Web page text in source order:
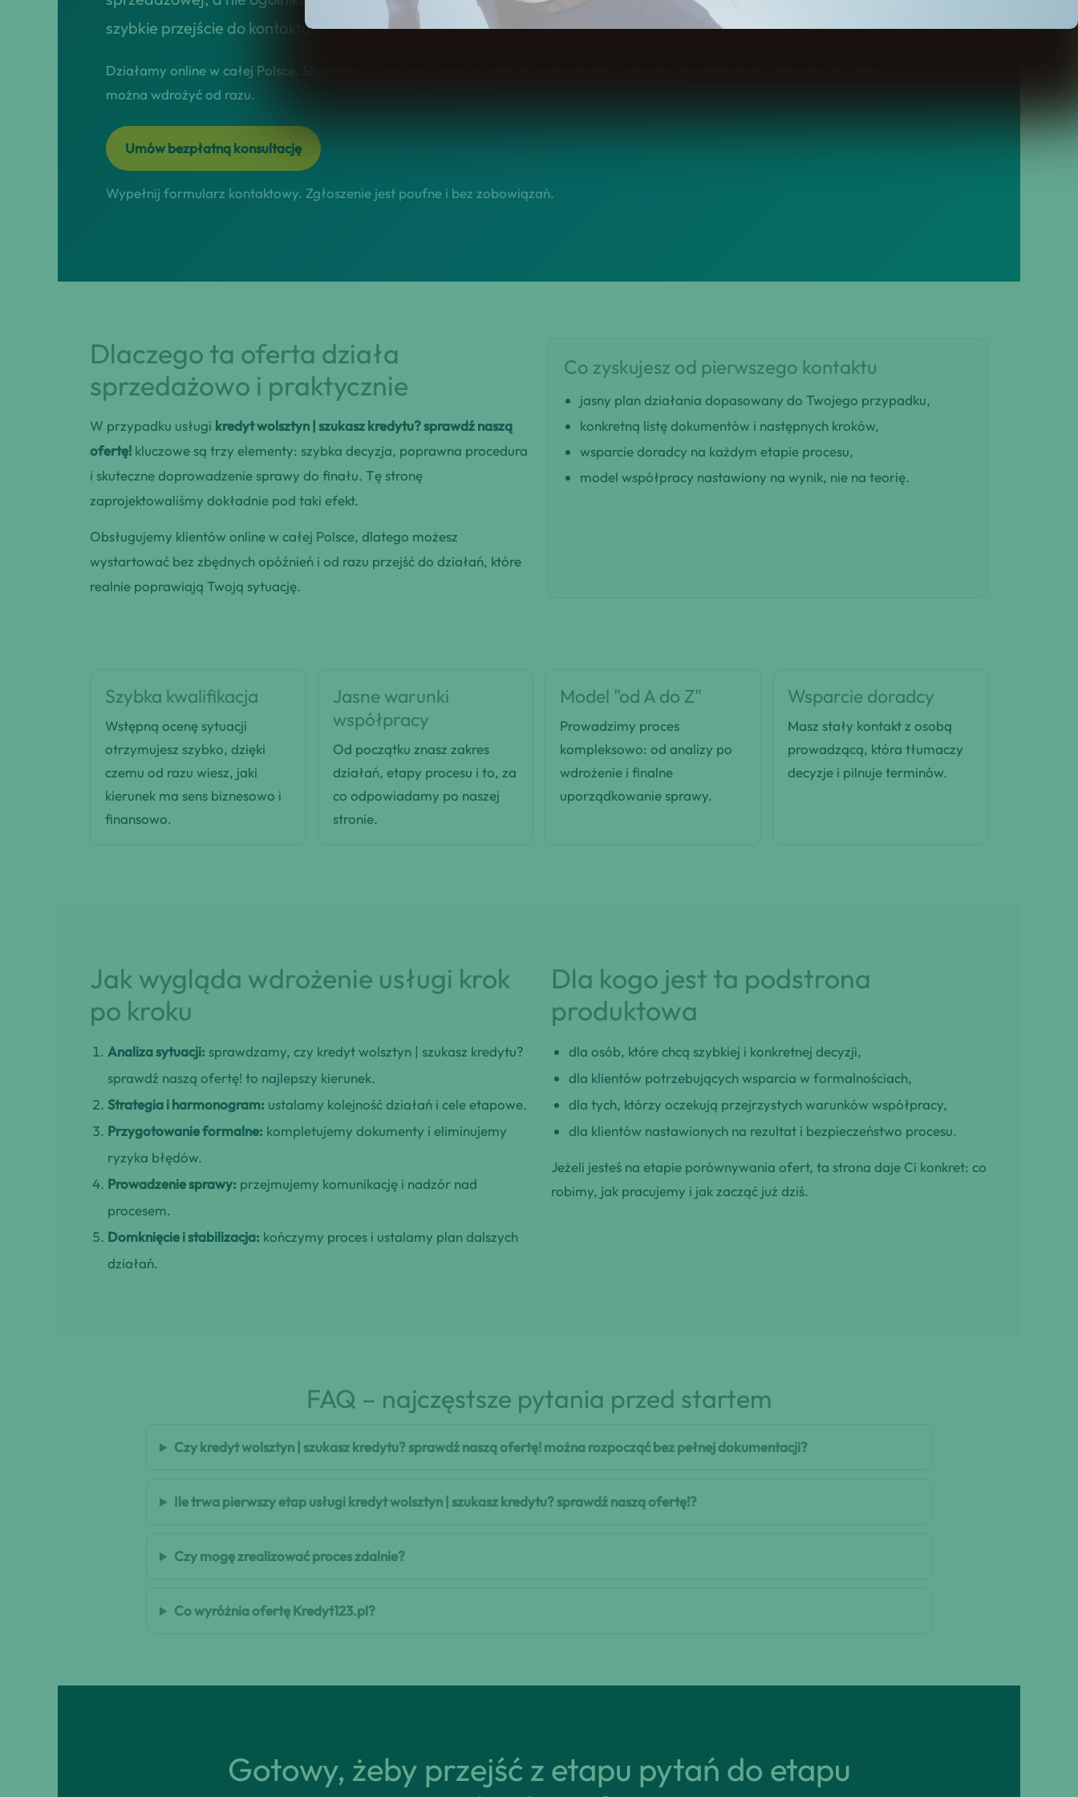
szybkie przejście do kontaktu z doradcą.
Działamy online w całej Polsce. Skupiamy się na tym, żebyś w krótkim czasie dostał klarowną rekomendację i plan decyzji, który
można wdrożyć od razu.
Umów bezpłatną konsultację
Wypełnij formularz kontaktowy. Zgłoszenie jest poufne i bez zobowiązań.
Dlaczego ta oferta działa
sprzedażowo i praktycznie
W przypadku usługi kredyt wolsztyn | szukasz kredytu? sprawdź naszą
ofertę! kluczowe są trzy elementy: szybka decyzja, poprawna procedura
i skuteczne doprowadzenie sprawy do finału. Tę stronę
zaprojektowaliśmy dokładnie pod taki efekt.
Obsługujemy klientów online w całej Polsce, dlatego możesz
wystartować bez zbędnych opóźnień i od razu przejść do działań, które
realnie poprawiają Twoją sytuację.
Co zyskujesz od pierwszego kontaktu
jasny plan działania dopasowany do Twojego przypadku,
konkretną listę dokumentów i następnych kroków,
wsparcie doradcy na każdym etapie procesu,
model współpracy nastawiony na wynik, nie na teorię.
Szybka kwalifikacja
Wstępną ocenę sytuacji
otrzymujesz szybko, dzięki
czemu od razu wiesz, jaki
kierunek ma sens biznesowo i
finansowo.
Jasne warunki
współpracy
Od początku znasz zakres
działań, etapy procesu i to, za
co odpowiadamy po naszej
stronie.
Model "od A do Z"
Prowadzimy proces
kompleksowo: od analizy po
wdrożenie i finalne
uporządkowanie sprawy.
Wsparcie doradcy
Masz stały kontakt z osobą
prowadzącą, która tłumaczy
decyzje i pilnuje terminów.
Jak wygląda wdrożenie usługi krok
po kroku
Analiza sytuacji: sprawdzamy, czy kredyt wolsztyn | szukasz kredytu?
sprawdź naszą ofertę! to najlepszy kierunek.
Strategia i harmonogram: ustalamy kolejność działań i cele etapowe.
Przygotowanie formalne: kompletujemy dokumenty i eliminujemy
ryzyka błędów.
Prowadzenie sprawy: przejmujemy komunikację i nadzór nad
procesem.
Domknięcie i stabilizacja: kończymy proces i ustalamy plan dalszych
działań.
Dla kogo jest ta podstrona
produktowa
dla osób, które chcą szybkiej i konkretnej decyzji,
dla klientów potrzebujących wsparcia w formalnościach,
dla tych, którzy oczekują przejrzystych warunków współpracy,
dla klientów nastawionych na rezultat i bezpieczeństwo procesu.
Jeżeli jesteś na etapie porównywania ofert, ta strona daje Ci konkret: co
robimy, jak pracujemy i jak zacząć już dziś.
FAQ – najczęstsze pytania przed startem
Czy kredyt wolsztyn | szukasz kredytu? sprawdź naszą ofertę! można rozpocząć bez pełnej dokumentacji?
Ile trwa pierwszy etap usługi kredyt wolsztyn | szukasz kredytu? sprawdź naszą ofertę!?
Czy mogę zrealizować proces zdalnie?
Co wyróżnia ofertę Kredyt123.pl?
Gotowy, żeby przejść z etapu pytań do etapu